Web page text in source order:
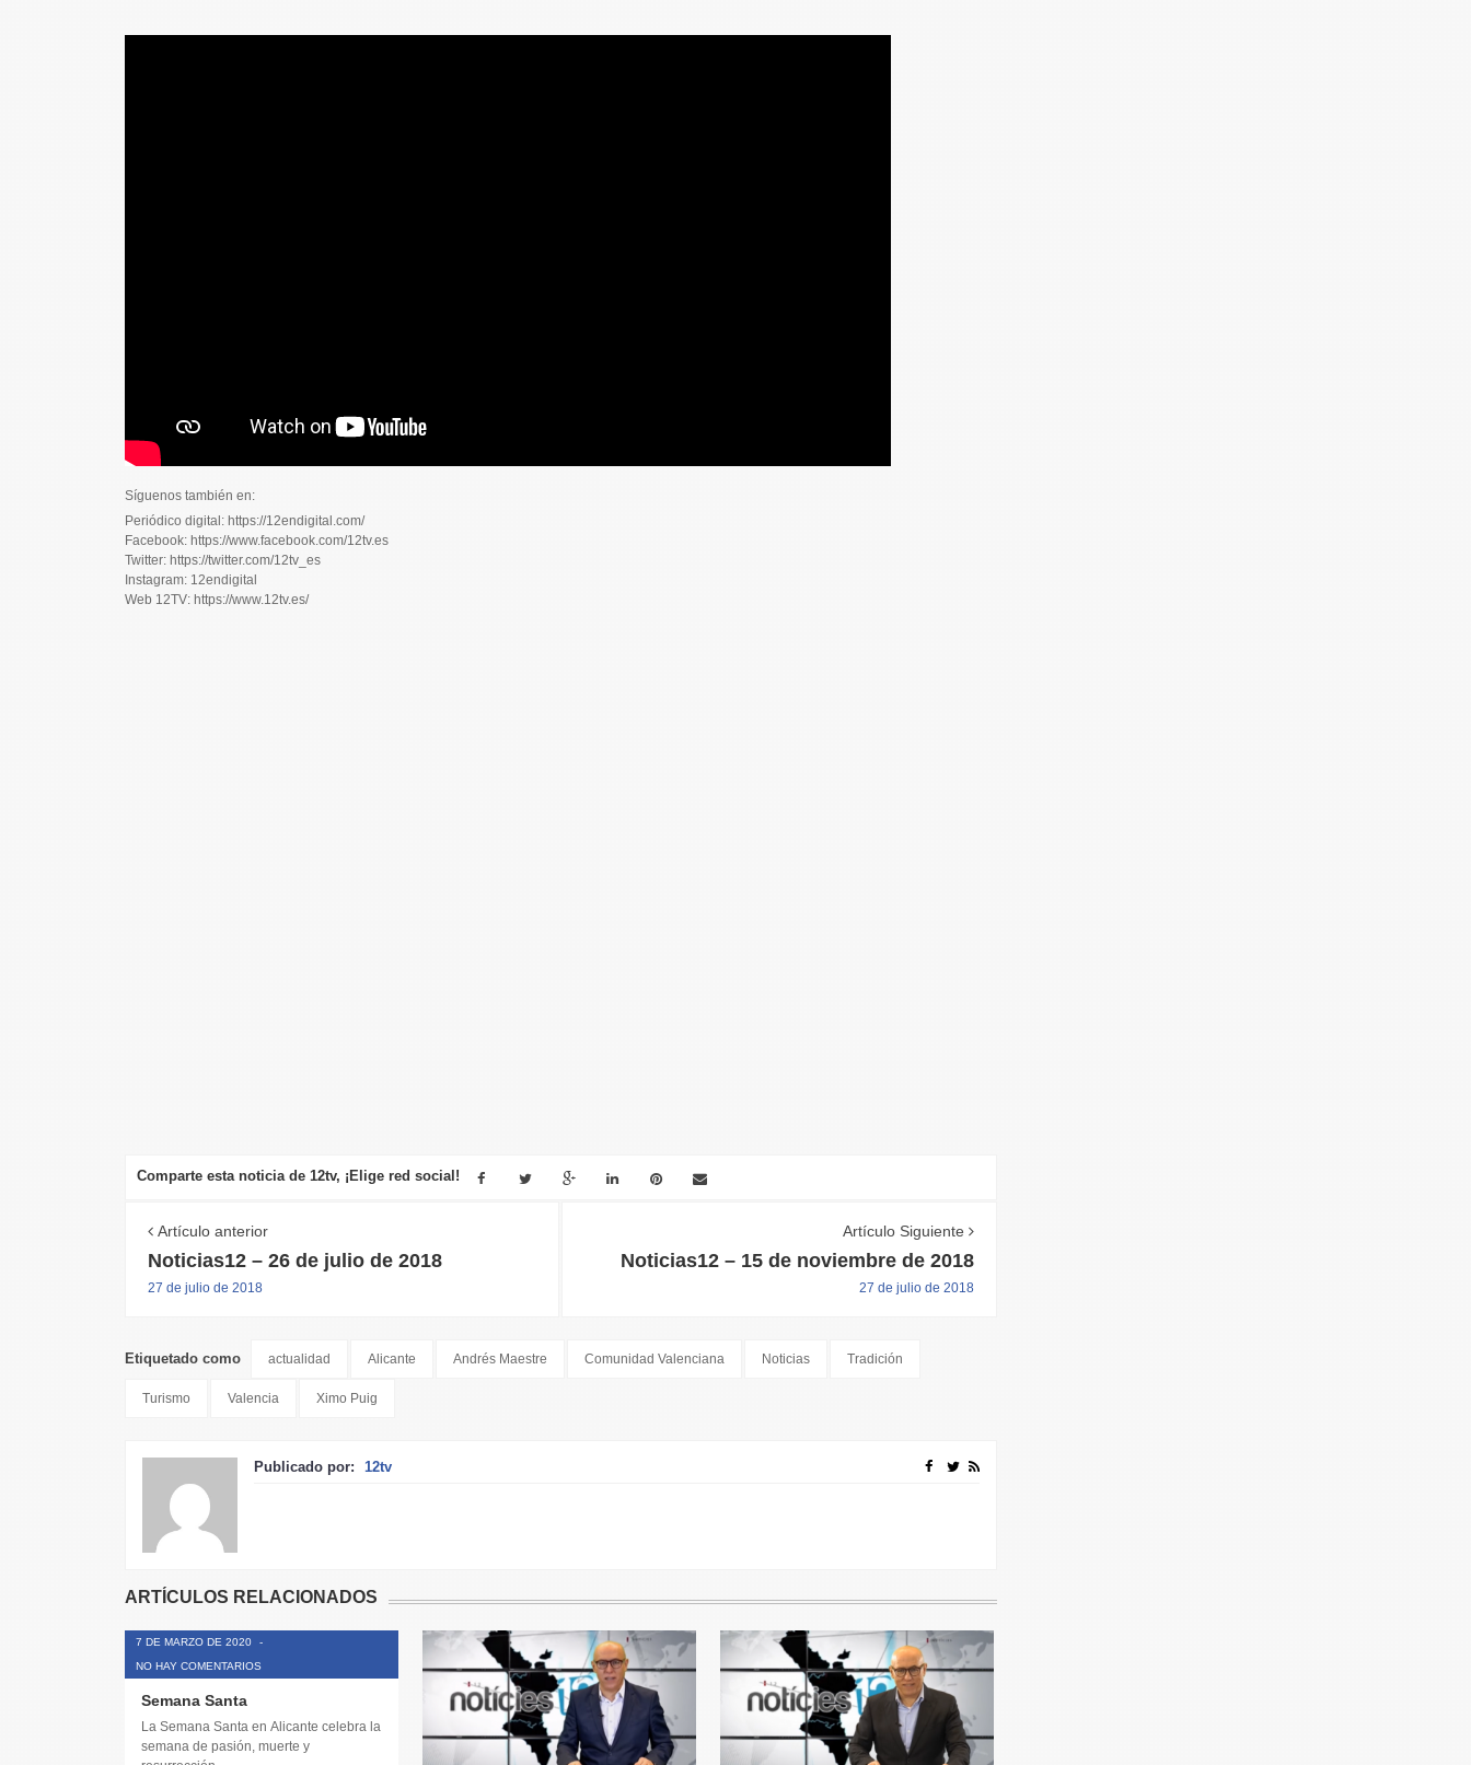
Síguenos también en:
Periódico digital: https://12endigital.com/
Facebook: https://www.facebook.com/12tv.es
Twitter: https://twitter.com/12tv_es
Instagram: 12endigital
Web 12TV: https://www.12tv.es/
Comparte esta noticia de 12tv, ¡Elige red social!
Artículo anterior
Noticias12 – 26 de julio de 2018
27 de julio de 2018
Artículo Siguiente
Noticias12 – 15 de noviembre de 2018
27 de julio de 2018
Etiquetado como actualidad Alicante Andrés Maestre Comunidad Valenciana Noticias Tradición
Turismo Valencia Ximo Puig
Publicado por: 12tv
ARTÍCULOS RELACIONADOS
7 DE MARZO DE 2020
-
NO HAY COMENTARIOS
Semana Santa
La Semana Santa en Alicante celebra la
semana de pasión, muerte y